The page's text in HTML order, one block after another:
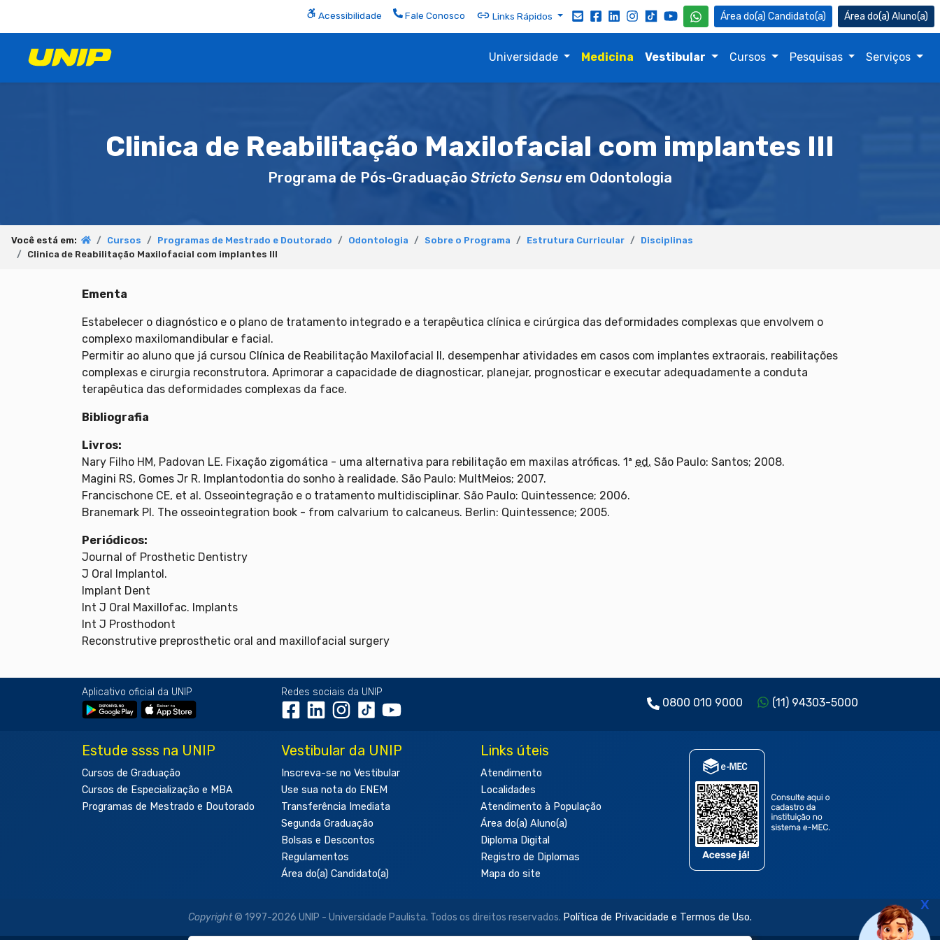
Acessibilidade Fale Conosco Links Rápidos Candidato(a) Aluno(a)
Universidade Medicina Vestibular Cursos Pesquisas Serviços
Clinica de Reabilitação Maxilofacial com implantes III
Programa de Pós-Graduação Stricto Sensu em Odontologia
Você está em: Cursos Programas de Mestrado e Doutorado Odontologia Sobre o Programa Estrutura Curricular
Disciplinas
Clinica de Reabilitação Maxilofacial com implantes III
Ementa
Estabelecer o diagnóstico e o plano de tratamento integrado e a terapêutica clínica e cirúrgica das deformidades complexas que envolvem o
complexo maxilomandibular e facial.
Permitir ao aluno que já cursou Clínica de Reabilitação Maxilofacial II, desempenhar atividades em casos com implantes extraorais, reabilitações
complexas e cirurgia reconstrutora. Aprimorar a capacidade de diagnosticar, planejar, prognosticar e executar adequadamente a conduta
terapêutica das deformidades complexas da face.
Bibliografia
Livros:
Nary Filho HM, Padovan LE. Fixação zigomática - uma alternativa para rebilitação em maxilas atróficas. 1ª ed. São Paulo: Santos; 2008.
Magini RS, Gomes Jr R. Implantodontia do sonho à realidade. São Paulo: MultMeios; 2007.
Francischone CE, et al. Osseointegração e o tratamento multidisciplinar. São Paulo: Quintessence; 2006.
Branemark PI. The osseointegration book - from calvarium to calcaneus. Berlin: Quintessence; 2005.
Periódicos:
Journal of Prosthetic Dentistry
J Oral Implantol.
Implant Dent
Int J Oral Maxillofac. Implants
Int J Prosthodont
Reconstrutive preprosthetic oral and maxillofacial surgery
Aplicativo oficial da UNIP Redes sociais da UNIP
0800 010 9000 (11) 94303-5000
Estude ssss na UNIP
Cursos de Graduação
Cursos de Especialização e MBA
Programas de Mestrado e Doutorado
Vestibular da UNIP
Inscreva-se no Vestibular
Use sua nota do ENEM
Transferência Imediata
Segunda Graduação
Bolsas e Descontos
Regulamentos
Área do(a) Candidato(a)
Links úteis
Atendimento
Localidades
Atendimento à População
Área do(a) Aluno(a)
Diploma Digital
Registro de Diplomas
Mapa do site
Copyright© 1997-2026 UNIP - Universidade Paulista. Todos os direitos reservados. Política de Privacidade e Termos de Uso.
X